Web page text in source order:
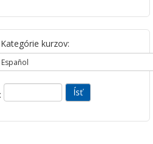
Kategórie kurzov: